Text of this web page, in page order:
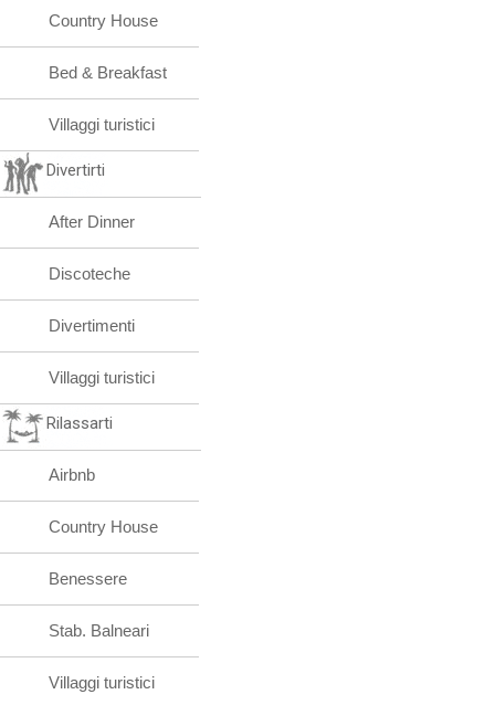
Country House
Bed & Breakfast
Villaggi turistici
Divertirti
After Dinner
Discoteche
Divertimenti
Villaggi turistici
Rilassarti
Airbnb
Country House
Benessere
Stab. Balneari
Villaggi turistici